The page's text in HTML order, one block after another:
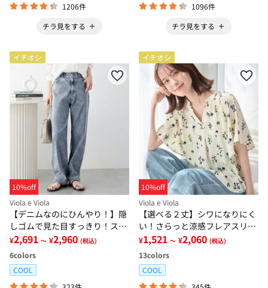
1206件
チラ見をする
1096件
チラ見をする
イチオシ
10%off
Viola e Viola
【デニムなのにひんやり！】隠
しゴムで見た目すっきり！スト
レッチ楽ちんデニム
¥2,691 ～ ¥2,960 (税込)
6colors
COOL
イチオシ
10%off
Viola e Viola
【選べる２丈】シワになりにく
い！さらっと涼感フレアスリー
ブブラウス
¥1,521 ～ ¥2,060 (税込)
13colors
COOL